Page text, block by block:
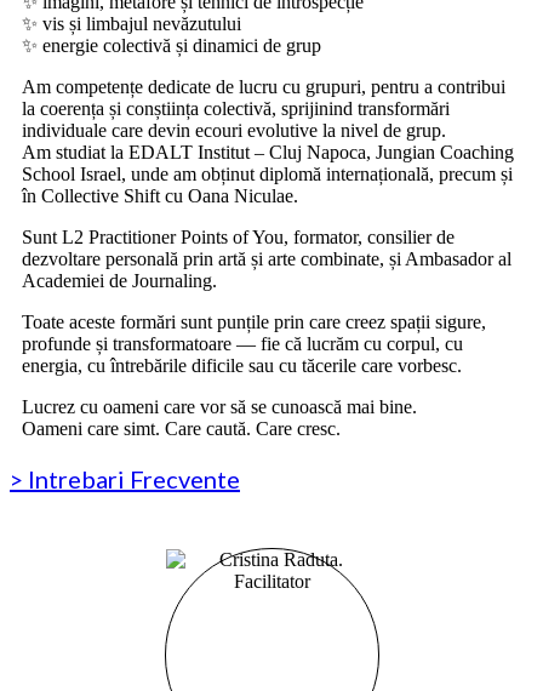
✨ vis și limbajul nevăzutului
✨ energie colectivă și dinamici de grup
Am competențe dedicate de lucru cu grupuri, pentru a contribui
la coerența și conștiința colectivă, sprijinind transformări
individuale care devin ecouri evolutive la nivel de grup.
Am studiat la EDALT Institut – Cluj Napoca, Jungian Coaching
School Israel, unde am obținut diplomă internațională, precum și
în Collective Shift cu Oana Niculae.
Sunt L2 Practitioner Points of You, formator, consilier de
dezvoltare personală prin artă și arte combinate, și Ambasador al
Academiei de Journaling.
Toate aceste formări sunt punțile prin care creez spații sigure,
profunde și transformatoare — fie că lucrăm cu corpul, cu
energia, cu întrebările dificile sau cu tăcerile care vorbesc.
Lucrez cu oameni care vor să se cunoască mai bine.
Oameni care simt. Care caută. Care cresc.
> Intrebari Frecvente